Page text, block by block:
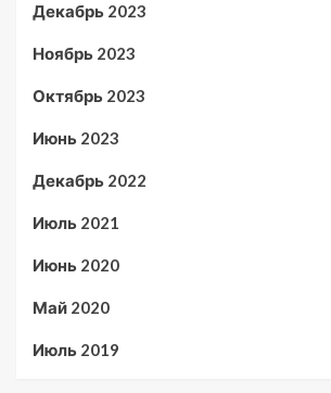
Декабрь 2023
Ноябрь 2023
Октябрь 2023
Июнь 2023
Декабрь 2022
Июль 2021
Июнь 2020
Май 2020
Июль 2019